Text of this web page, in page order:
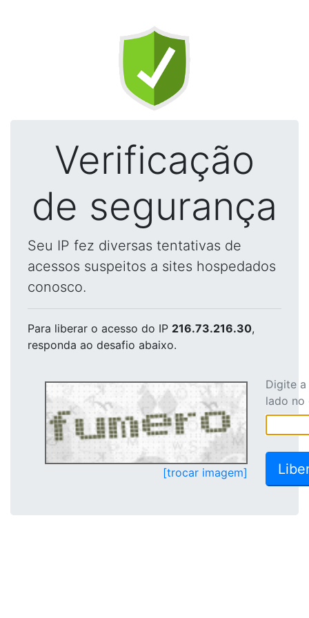
Verificação
de segurança
Seu IP fez diversas tentativas de
acessos suspeitos a sites hospedados
conosco.
Para liberar o acesso do IP 216.73.216.30,
responda ao desafio abaixo.
[trocar imagem]
Digite
lado no